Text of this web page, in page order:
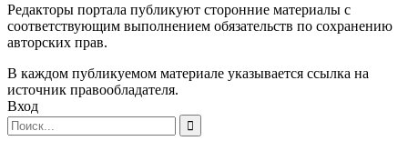
Редакторы портала публикуют сторонние материалы с
соответствующим выполнением обязательств по сохранению
авторских прав.
В каждом публикуемом материале указывается ссылка на
источник правообладателя.
Вход